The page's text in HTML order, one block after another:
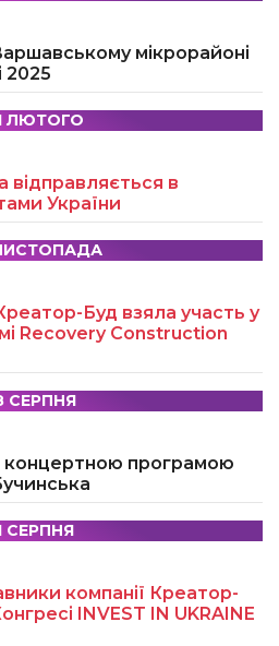
мікрорайоні
2025
ЛЮТОГО
відправляється в
України
Буд взяла участь у
Recovery Construction
СЕРПНЯ
концертною програмою
СЕРПНЯ
компанії Креатор-
INVEST IN UKRAINE